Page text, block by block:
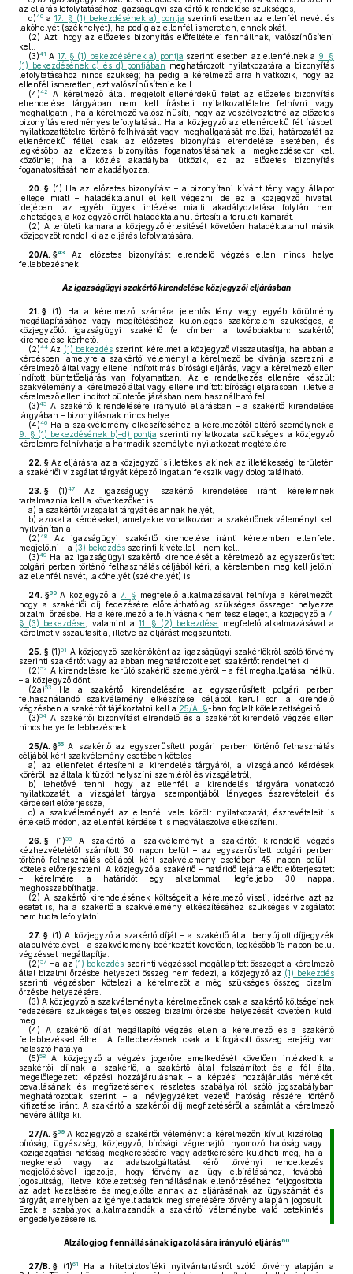
az eljárás lefolytatásához igazságügyi szakértő kirendelése szükséges,
d)40 a17. § (1) bekezdésének a) pontja szerinti esetben az ellenfél nevét és
lakóhelyét (székhelyét), ha pedig az ellenfél ismeretlen, ennek okát.
(2) Azt, hogy az előzetes bizonyítás előfeltételei fennállnak, valószínűsíteni
kell.
(3)41 A 17. § (1) bekezdésének a) pontja szerinti esetben az ellenfélnek a 9. §
(1) bekezdésének c) és d) pontjában meghatározott nyilatkozatára a bizonyítás
lefolytatásához nincs szükség; ha pedig a kérelmező arra hivatkozik, hogy az
ellenfél ismeretlen, ezt valószínűsítenie kell.
(4)42
A kérelmező által megjelölt ellenérdekű felet az előzetes bizonyítás
elrendelése tárgyában nem kell írásbeli nyilatkozattételre felhívni vagy
meghallgatni, ha a kérelmező valószínűsíti, hogy az veszélyeztetné az előzetes
bizonyítás eredményes lefolytatását. Ha a közjegyző az ellenérdekű fél írásbeli
nyilatkozattételre történő felhívását vagy meghallgatását mellőzi, határozatát az
ellenérdekű féllel csak az előzetes bizonyítás elrendelése esetében, és
legkésőbb az előzetes bizonyítás foganatosításának a megkezdésekor kell
közölnie; ha a közlés akadályba ütközik, ez az előzetes bizonyítás
foganatosítását nem akadályozza.
20. § (1) Ha az előzetes bizonyítást – a bizonyítani kívánt tény vagy állapot
jellege miatt – haladéktalanul el kell végezni, de ez a közjegyző hivatali
idejében, az egyéb ügyek intézése miatti akadályoztatása folytán nem
lehetséges, a közjegyző erről haladéktalanul értesíti a területi kamarát.
(2) A területi kamara a közjegyző értesítését követően haladéktalanul másik
közjegyzőt rendel ki az eljárás lefolytatására.
20/A. §43
Az előzetes bizonyítást elrendelő végzés ellen nincs helye
fellebbezésnek.
Az igazságügyi szakértő kirendelése közjegyzői eljárásban
21. § (1)
Ha a kérelmező számára jelentős tény vagy egyéb körülmény
megállapításához vagy megítéléséhez különleges szakértelem szükséges, a
közjegyzőtől igazságügyi szakértő (e címben a továbbiakban: szakértő)
kirendelése kérhető.
(2)44 Az (1) bekezdésszerinti kérelmet a közjegyző visszautasítja, ha abban a
kérdésben, amelyre a szakértői véleményt a kérelmező be kívánja szerezni, a
kérelmező által vagy ellene indított más bírósági eljárás, vagy a kérelmező ellen
indított büntetőeljárás van folyamatban. Az e rendelkezés ellenére készült
szakvélemény a kérelmező által vagy ellene indított bírósági eljárásban, illetve a
kérelmező ellen indított büntetőeljárásban nem használható fel.
(3)45 A szakértő kirendelésére irányuló eljárásban – a szakértő kirendelése
tárgyában – bizonyításnak nincs helye.
(4)46 Ha a szakvélemény elkészítéséhez a kérelmezőtől eltérő személynek a
9. § (1) bekezdésének b)–d) pontja szerinti nyilatkozata szükséges, a közjegyző
kérelemre felhívhatja a harmadik személyt e nyilatkozat megtételére.
22. § Az eljárásra az a közjegyző is illetékes, akinek az illetékességi területén
a szakértői vizsgálat tárgyát képező ingatlan fekszik vagy dolog található.
23. § (1)47
Az igazságügyi szakértő kirendelése iránti kérelemnek
tartalmaznia kell a következőket is:
a) a szakértői vizsgálat tárgyát és annak helyét,
b) azokat a kérdéseket, amelyekre vonatkozóan a szakértőnek véleményt kell
nyilvánítania.
(2)48
Az igazságügyi szakértő kirendelése iránti kérelemben ellenfelet
megjelölni – a (3) bekezdés szerinti kivétellel – nem kell.
(3)49 Ha az igazságügyi szakértő kirendelését a kérelmező az egyszerűsített
polgári perben történő felhasználás céljából kéri, a kérelemben meg kell jelölni
az ellenfél nevét, lakóhelyét (székhelyét) is.
24. §50 A közjegyző a 7. § megfelelő alkalmazásával felhívja a kérelmezőt,
hogy a szakértői díj fedezésére előreláthatólag szükséges összeget helyezze
bizalmi őrzésbe. Ha a kérelmező a felhívásnak nem tesz eleget, a közjegyző a 7.
§ (3) bekezdése
, valamint a 11. § (2) bekezdése
megfelelő alkalmazásával a
kérelmet visszautasítja, illetve az eljárást megszünteti.
25. § (1)51 A közjegyző szakértőként az igazságügyi szakértőkről szóló törvény
szerinti szakértőt vagy az abban meghatározott eseti szakértőt rendelhet ki.
(2)52 A kirendelésre kerülő szakértő személyéről – a fél meghallgatása nélkül
– a közjegyző dönt.
(2a)53
Ha a szakértő kirendelésére az egyszerűsített polgári perben
felhasználandó szakvélemény elkészítése céljából kerül sor, a kirendelő
végzésben a szakértőt tájékoztatni kell a 25/A. §-ban foglalt kötelezettségeiről.
(3)54 A szakértői bizonyítást elrendelő és a szakértőt kirendelő végzés ellen
nincs helye fellebbezésnek.
25/A. §55 A szakértő az egyszerűsített polgári perben történő felhasználás
céljából kért szakvélemény esetében köteles
a) az ellenfelet értesíteni a kirendelés tárgyáról, a vizsgálandó kérdések
köréről, az általa kitűzött helyszíni szemléről és vizsgálatról,
b) lehetővé tenni, hogy az ellenfél a kirendelés tárgyára vonatkozó
nyilatkozatát, a vizsgálat tárgya szempontjából lényeges észrevételeit és
kérdéseit előterjessze,
c) a szakvéleményét az ellenfél vele közölt nyilatkozatát, észrevételeit is
értékelő módon, az ellenfél kérdéseit is megválaszolva elkészíteni.
26. § (1)56
A szakértő a szakvéleményt a szakértőt kirendelő végzés
kézhezvételétől számított 30 napon belül – az egyszerűsített polgári perben
történő felhasználás céljából kért szakvélemény esetében 45 napon belül –
köteles előterjeszteni. A közjegyző a szakértő – határidő lejárta előtt előterjesztett
– kérelmére a határidőt egy alkalommal, legfeljebb 30 nappal
meghosszabbíthatja.
(2) A szakértő kirendelésének költségeit a kérelmező viseli, ideértve azt az
esetet is, ha a szakértő a szakvélemény elkészítéséhez szükséges vizsgálatot
nem tudta lefolytatni.
27. § (1) A közjegyző a szakértő díját – a szakértő által benyújtott díjjegyzék
alapulvételével – a szakvélemény beérkeztét követően, legkésőbb 15 napon belül
végzéssel megállapítja.
(2)57 Ha az (1) bekezdés szerinti végzéssel megállapított összeget a kérelmező
által bizalmi őrzésbe helyezett összeg nem fedezi, a közjegyző az (1) bekezdés
szerinti végzésben kötelezi a kérelmezőt a még szükséges összeg bizalmi
őrzésbe helyezésére.
(3) A közjegyző a szakvéleményt a kérelmezőnek csak a szakértő költségeinek
fedezésére szükséges teljes összeg bizalmi őrzésbe helyezését követően küldi
meg.
(4) A szakértő díját megállapító végzés ellen a kérelmező és a szakértő
fellebbezéssel élhet. A fellebbezésnek csak a kifogásolt összeg erejéig van
halasztó hatálya.
(5)58
A közjegyző a végzés jogerőre emelkedését követően intézkedik a
szakértői díjnak a szakértő, a szakértő által felszámított és a fél által
megelőlegezett képzési hozzájárulásnak – a képzési hozzájárulás mértékét,
bevallásának és megfizetésének részletes szabályairól szóló jogszabályban
meghatározottak szerint – a névjegyzéket vezető hatóság részére történő
kifizetése iránt. A szakértő a szakértői díj megfizetéséről a számlát a kérelmező
nevére állítja ki.
27/A. §59 A közjegyző a szakértői véleményt a kérelmezőn kívül kizárólag
bíróság, ügyészség, közjegyző, bírósági végrehajtó, nyomozó hatóság vagy
közigazgatási hatóság megkeresésére vagy adatkérésére küldheti meg, ha a
megkereső vagy az adatszolgáltatást kérő törvényi rendelkezés
megjelölésével igazolja, hogy törvény az ügy elbírálásához, továbbá
jogosultság, illetve kötelezettség fennállásának ellenőrzéséhez feljogosította
az adat kezelésére és megjelölte annak az eljárásának az ügyszámát és
tárgyát, amelyben az igényelt adatok megismerésére törvény alapján jogosult.
Ezek a szabályok alkalmazandók a szakértői véleménybe való betekintés
engedélyezésére is.
Alzálogjog fennállásának igazolására irányuló eljárás60
27/B. § (1)61
Ha a hitelbiztosítéki nyilvántartásról szóló törvény alapján a